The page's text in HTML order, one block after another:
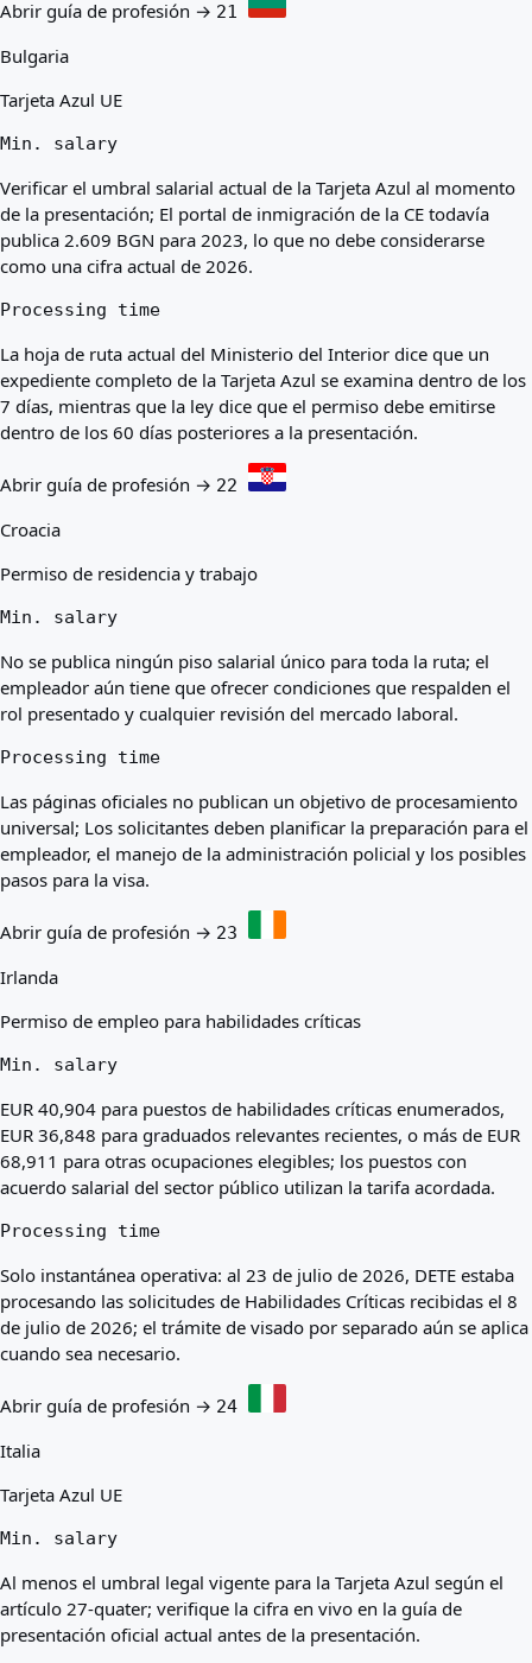
Abrir guía de profesión → 21
Bulgaria
Tarjeta Azul UE
Min. salary
Verificar el umbral salarial actual de la Tarjeta Azul al momento
de la presentación; El portal de inmigración de la CE todavía
publica 2.609 BGN para 2023, lo que no debe considerarse
como una cifra actual de 2026.
Processing time
La hoja de ruta actual del Ministerio del Interior dice que un
expediente completo de la Tarjeta Azul se examina dentro de los
7 días, mientras que la ley dice que el permiso debe emitirse
dentro de los 60 días posteriores a la presentación.
Abrir guía de profesión → 22
Croacia
Permiso de residencia y trabajo
Min. salary
No se publica ningún piso salarial único para toda la ruta; el
empleador aún tiene que ofrecer condiciones que respalden el
rol presentado y cualquier revisión del mercado laboral.
Processing time
Las páginas oficiales no publican un objetivo de procesamiento
universal; Los solicitantes deben planificar la preparación para el
empleador, el manejo de la administración policial y los posibles
pasos para la visa.
Abrir guía de profesión → 23
Irlanda
Permiso de empleo para habilidades críticas
Min. salary
EUR 40,904 para puestos de habilidades críticas enumerados,
EUR 36,848 para graduados relevantes recientes, o más de EUR
68,911 para otras ocupaciones elegibles; los puestos con
acuerdo salarial del sector público utilizan la tarifa acordada.
Processing time
Solo instantánea operativa: al 23 de julio de 2026, DETE estaba
procesando las solicitudes de Habilidades Críticas recibidas el 8
de julio de 2026; el trámite de visado por separado aún se aplica
cuando sea necesario.
Abrir guía de profesión → 24
Italia
Tarjeta Azul UE
Min. salary
Al menos el umbral legal vigente para la Tarjeta Azul según el
artículo 27-quater; verifique la cifra en vivo en la guía de
presentación oficial actual antes de la presentación.